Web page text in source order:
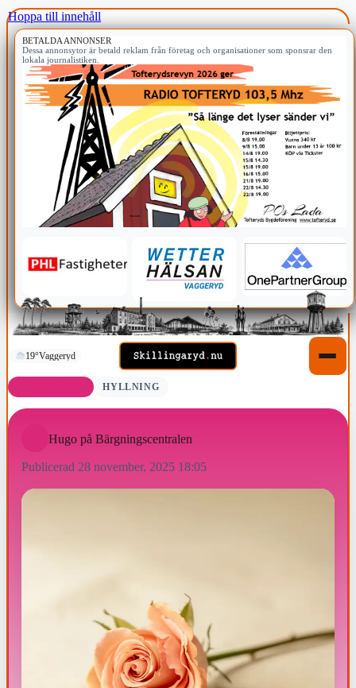
Hoppa till innehåll
BETALDA ANNONSER
Dessa annonsytor är betald reklam från företag och organisationer som sponsrar den
lokala journalistiken.
19°Vaggeryd
HYLLNING
Hugo på Bärgningscentralen
Publicerad 28 november, 2025 18:05